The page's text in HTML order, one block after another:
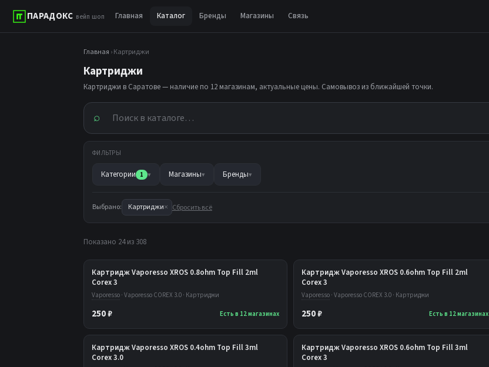
ПАРАДОКС вейп шоп Главная Каталог Бренды Магазины Связь
Главная › Картриджи
Картриджи
Картриджи в Саратове — наличие по 12 магазинам, актуальные цены. Самовывоз из ближайшей точки.
⌕
ФИЛЬТРЫ
Категории 1 ▾ Магазины▾ Бренды▾
Выбрано: Картриджи× Сбросить всё
Показано 24 из 308
Картридж Vaporesso XROS 0.8ohm Top Fill 2ml
Corex 3
Vaporesso · Vaporesso COREX 3.0 · Картриджи
250 ₽ Есть в 12 магазинах
Картридж Vaporesso XROS 0.6ohm Top Fill 2ml
Corex 3
Vaporesso· Vaporesso COREX 3.0 · Картриджи
250 ₽ Есть в 12 магазинах
Картридж Vaporesso XROS 0.4ohm Top Fill 3ml
Corex 3.0
Картридж Vaporesso XROS 0.6ohm Top Fill 3ml
Corex 3